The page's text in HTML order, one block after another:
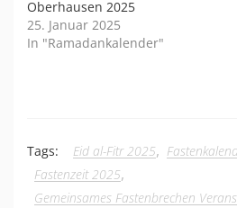
Oberhausen 2025
25. Januar 2025
In "Ramadankalender"
Tags: Eid al-Fitr 2025,
Fastenzeit 2025,
Gemeinsames Fastenbrechen